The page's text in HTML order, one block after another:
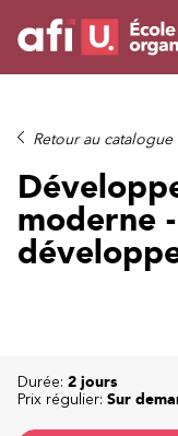
Formations
Campus IA
Sur mesure
À propos
Ressources
Retour au catalogue
moderne
Durée: 2 jours
Prix régulier: Sur